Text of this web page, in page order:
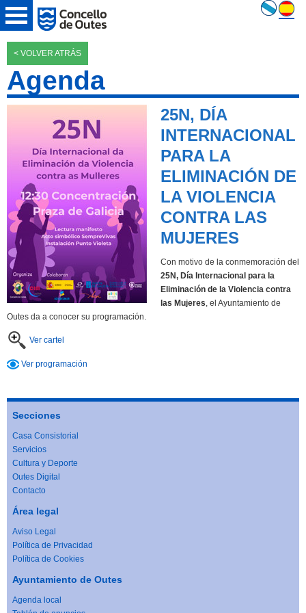
< VOLVER ATRÁS
Agenda
25N, DÍA
INTERNACIONAL
PARA LA
ELIMINACIÓN DE
LA VIOLENCIA
CONTRA LAS
MUJERES
Con motivo de la conmemoración del
25N, Día Internacional para la
Eliminación de la Violencia contra
las Mujeres, el Ayuntamiento de
Outes da a conocer su programación.
Ver cartel
Ver programación
Secciones
Casa Consistorial
Servicios
Cultura y Deporte
Outes Digital
Contacto
Área legal
Aviso Legal
Política de Privacidad
Política de Cookies
Ayuntamiento de Outes
Agenda local